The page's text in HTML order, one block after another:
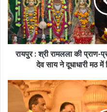
रायपुर : श्री रामलला की प्राण-
देव साय ने दूधाधारी मठ में